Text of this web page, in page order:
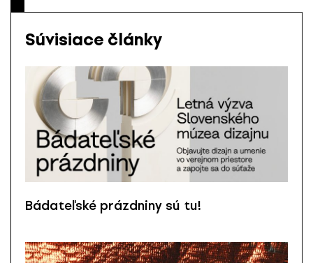
Súvisiace články
Bádateľské prázdniny sú tu!